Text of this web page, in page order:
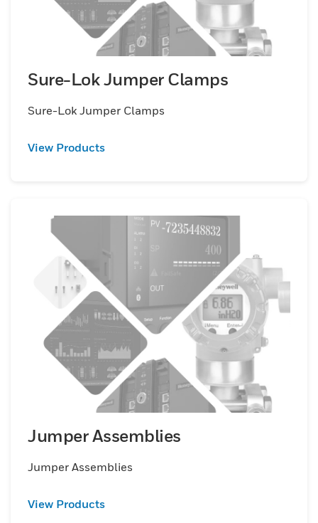
Sure-Lok Jumper Clamps
Sure-Lok Jumper Clamps
View Products
Jumper Assemblies
Jumper Assemblies
View Products